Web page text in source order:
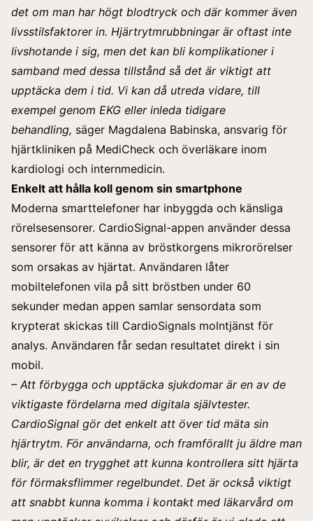
det om man har högt blodtryck och där kommer även
livsstilsfaktorer in. Hjärtrytmrubbningar är oftast inte
livshotande i sig, men det kan bli komplikationer i
samband med dessa tillstånd så det är viktigt att
upptäcka dem i tid. Vi kan då utreda vidare, till
exempel genom EKG eller inleda tidigare
behandling, säger Magdalena Babinska, ansvarig för
hjärtkliniken på MediCheck och överläkare inom
kardiologi och internmedicin.
Enkelt att hålla koll genom sin smartphone
Moderna smarttelefoner har inbyggda och känsliga
rörelsesensorer. CardioSignal-appen använder dessa
sensorer för att känna av bröstkorgens mikrorörelser
som orsakas av hjärtat. Användaren låter
mobiltelefonen vila på sitt bröstben under 60
sekunder medan appen samlar sensordata som
krypterat skickas till CardioSignals molntjänst för
analys. Användaren får sedan resultatet direkt i sin
mobil.
– Att förbygga och upptäcka sjukdomar är en av de
viktigaste fördelarna med digitala självtester.
CardioSignal gör det enkelt att över tid mäta sin
hjärtrytm. För användarna, och framförallt ju äldre man
blir, är det en trygghet att kunna kontrollera sitt hjärta
för förmaksflimmer regelbundet. Det är också viktigt
att snabbt kunna komma i kontakt med läkarvård om